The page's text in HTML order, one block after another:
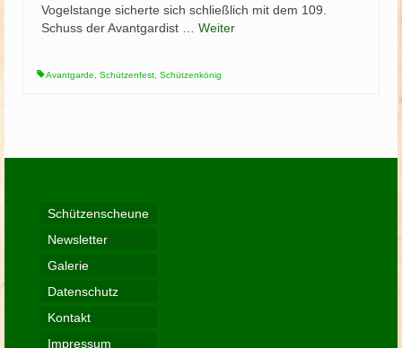
Vogelstange sicherte sich schließlich mit dem 109.
Schuss der Avantgardist … Weiter
Avantgarde Schützenfest Schützenkönig
Schützenscheune
Newsletter
Galerie
Datenschutz
Kontakt
Impressum